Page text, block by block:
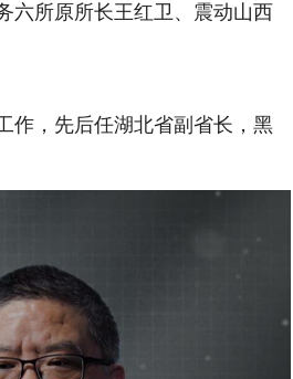
六所原所长王红卫、震动山西
，先后任湖北省副省长，黑